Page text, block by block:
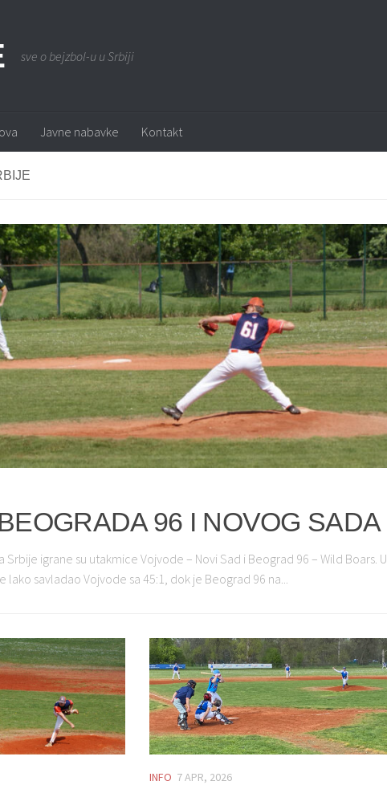
sve o bejzbol-u u Srbiji
Javne nabavke Kontakt
96 I NOVOG SADA
Srbije igrane su utakmice Vojvode – Novi Sad i Beograd 96 – Wild Boars. U
lako savladao Vojvode sa 45:1, dok je Beograd 96 na...
INFO 7 APR, 2026